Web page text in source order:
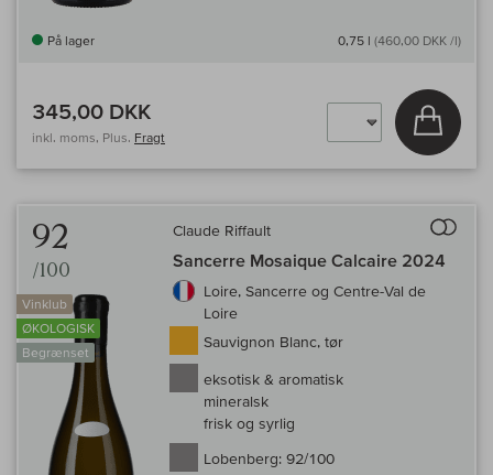
På lager 0,75 l (460,00 DKK /l)
345,00 DKK
inkl. moms, Plus. Fragt
Læg i
92
/100
Vinklub
ØKOLOGISK
Begrænset
Claude Riffault
Sancerre Mosaique Calcaire 2024
Loire, Sancerre og Centre-Val de
Loire
Sauvignon Blanc, tør
eksotisk & aromatisk
mineralsk
frisk og syrlig
Lobenberg: 92/100